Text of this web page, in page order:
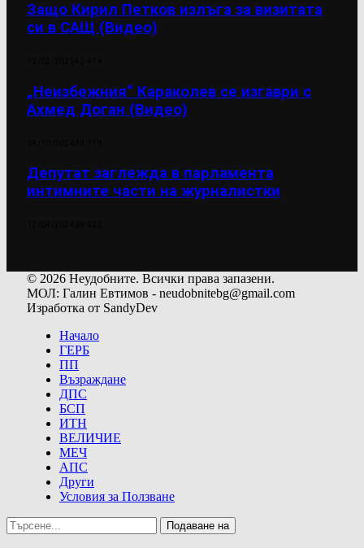
Защо Кирил Петков излъга за визитата
си в САЩ (Видео)
„Неизбежния“ Караколев се изгаври с
Ахмед Доган (Видео)
Депутат заглежда в парламента
интимните части на журналистки
© 2026 Неудобните. Всички права запазени.
МОЛ: Галин Евтимов - neudobnitebg@gmail.com
Изработка от SandyDev
Начало
ГЕРБ
ПП
Възраждане
ДПС
БСП
ИТН
ВЕЛИЧИЕ
МЕЧ
АПС
Други
Условия за Ползване
Подаване на